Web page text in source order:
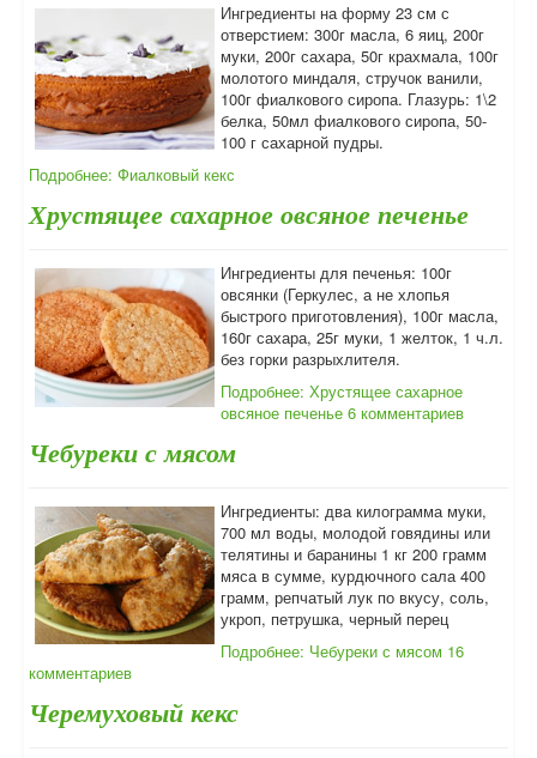
Ингредиенты на форму 23 см с
отверстием: 300г масла, 6 яиц, 200г
муки, 200г сахара, 50г крахмала, 100г
молотого миндаля, стручок ванили,
100г фиалкового сиропа. Глазурь: 1\2
белка, 50мл фиалкового сиропа, 50-
100 г сахарной пудры.
Подробнее: Фиалковый кекс
Хрустящее сахарное овсяное печенье
Ингредиенты для печенья: 100г
овсянки (Геркулес, а не хлопья
быстрого приготовления), 100г масла,
160г сахара, 25г муки, 1 желток, 1 ч.л.
без горки разрыхлителя.
Подробнее: Хрустящее сахарное
овсяное печенье 6 комментариев
Чебуреки с мясом
Ингредиенты: два килограмма муки,
700 мл воды, молодой говядины или
телятины и баранины 1 кг 200 грамм
мяса в сумме, курдючного сала 400
грамм, репчатый лук по вкусу, соль,
укроп, петрушка, черный перец
Подробнее: Чебуреки с мясом 16
комментариев
Черемуховый кекс